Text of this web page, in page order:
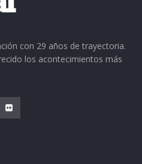
con 29 años de trayectoria.
los acontecimientos más